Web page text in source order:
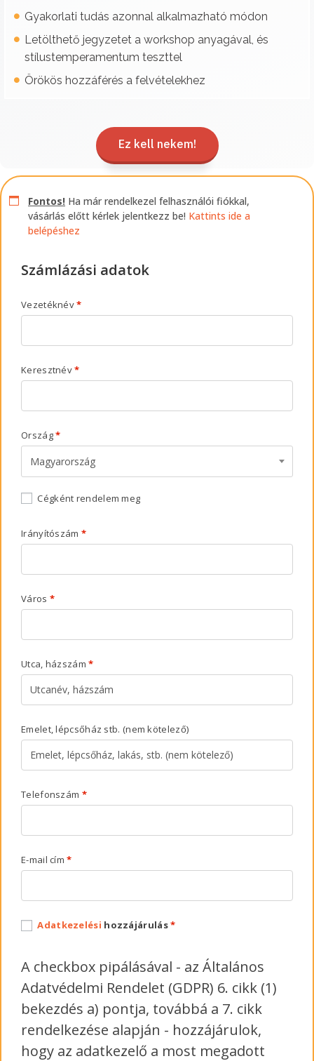
Gyakorlati tudás azonnal alkalmazható módon
Letölthető jegyzetet a workshop anyagával, és
stílustemperamentum teszttel
Örökös hozzáférés a felvételekhez
Ez kell nekem!
Fontos! Ha már rendelkezel felhasználói fiókkal,
vásárlás előtt kérlek jelentkezz be! Kattints ide a
belépéshez
Számlázási adatok
Vezetéknév*
Keresztnév*
Ország*
Magyarország
Cégként rendelem meg
Irányítószám *
Város *
Utca, házszám*
Emelet, lépcsőház stb. (nem kötelező)
Telefonszám *
E-mail cím*
Adatkezelési hozzájárulás*
A checkbox pipálásával - az Általános
Adatvédelmi Rendelet (GDPR) 6. cikk (1)
bekezdés a) pontja, továbbá a 7. cikk
rendelkezése alapján - hozzájárulok,
hogy az adatkezelő a most megadott